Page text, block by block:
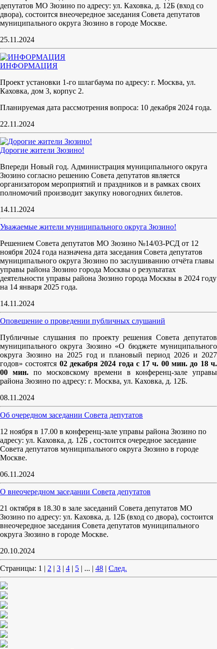
депутатов МО Зюзино по адресу: ул. Каховка, д. 12Б (вход со
двора), состоится внеочередное заседания Совета депутатов
муниципального округа Зюзино в городе Москве.
25.11.2024
ИНФОРМАЦИЯ
Проект установки 1-го шлагбаума по адресу: г. Москва, ул.
Каховка, дом 3, корпус 2.
Планируемая дата рассмотрения вопроса: 10 декабря 2024 года.
22.11.2024
Дорогие жители Зюзино!
Впереди Новый год. Администрация муниципального округа
Зюзино согласно решению Совета депутатов является
организатором мероприятий и праздников и в рамках своих
полномочий производит закупку новогодних билетов.
14.11.2024
Уважаемые жители муниципального округа Зюзино!
Решением Совета депутатов МО Зюзино №14/03-РСД от 12
ноября 2024 года назначена дата заседания Совета депутатов
муниципального округа Зюзино по заслушиванию отчёта главы
управы района Зюзино города Москвы о результатах
деятельности управы района Зюзино города Москвы в 2024 году
на 14 января 2025 года.
14.11.2024
Оповещение о проведении публичных слушаний
Публичные слушания по проекту решения Совета депутатов
муниципального округа Зюзино «О бюджете муниципального
округа Зюзино на 2025 год и плановый период 2026 и 2027
годов» состоятся 02 декабря 2024 года с 17 ч. 00 мин. до 18 ч.
00 мин. по московскому времени в конференц-зале управы
района Зюзино по адресу: г. Москва, ул. Каховка, д. 12Б.
08.11.2024
Об очередном заседании Совета депутатов
12 ноября в 17.00 в конференц-зале управы района Зюзино по
адресу: ул. Каховка, д. 12Б , состоится очередное заседание
Совета депутатов муниципального округа Зюзино в городе
Москве.
06.11.2024
О внеочередном заседании Совета депутатов
21 октября в 18.30 в зале заседаний Совета депутатов МО
Зюзино по адресу: ул. Каховка, д. 12Б (вход со двора), состоится
внеочередное заседания Совета депутатов муниципального
округа Зюзино в городе Москве.
20.10.2024
Страницы: 1 | 2 | 3 | 4 | 5 | ... | 48 | След.